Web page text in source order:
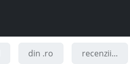
din .ro recenzii...